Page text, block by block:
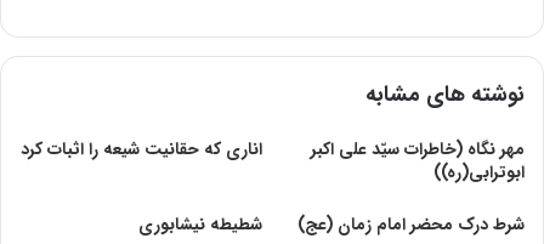
نوشته های مشابه
مهر نگاه (خاطرات سیّد علی اکبر
ابوترابی(ره))
اناری که حقانیت شیعه را اثبات کرد
شرط درک محضر امام زمان (عج) شطیطه نیشابوری